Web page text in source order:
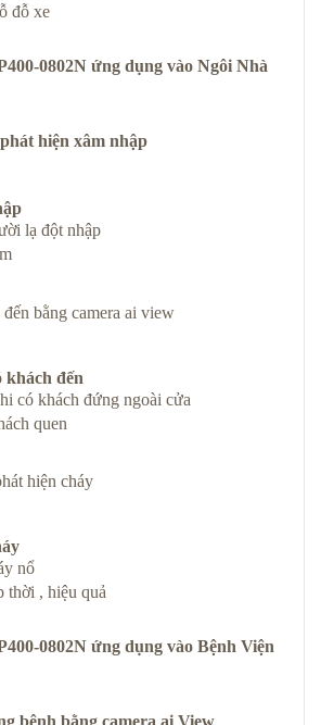
đỗ xe
0802N ứng dụng vào Ngôi Nhà
lạ đột nhập
khách đến
có khách đứng ngoài cửa
quen
nổ
thời , hiệu quả
0802N ứng dụng vào Bệnh Viện